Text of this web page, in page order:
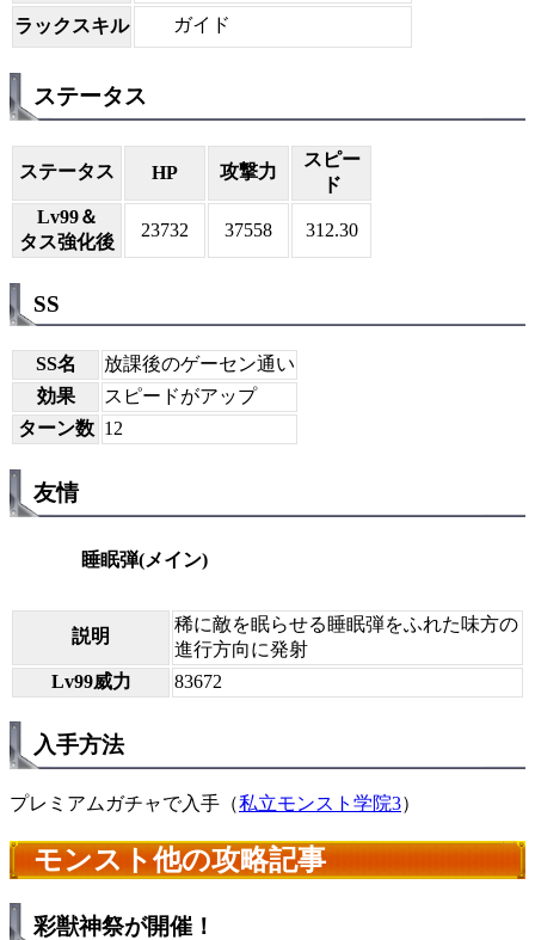
ラックスキル
ガイド
ステータス
ステータス HP 攻撃力
スピー
ド
Lv99＆
タス強化後
23732 37558 312.30
SS
SS名
放課後のゲーセン通い
効果
スピードがアップ
ターン数 12
友情
睡眠弾(メイン)
説明
稀に敵を眠らせる睡眠弾をふれた味方の
進行方向に発射
Lv99威力
83672
入手方法
プレミアムガチャで入手（私立モンスト学院3）
モンスト他の攻略記事
彩獣神祭が開催！